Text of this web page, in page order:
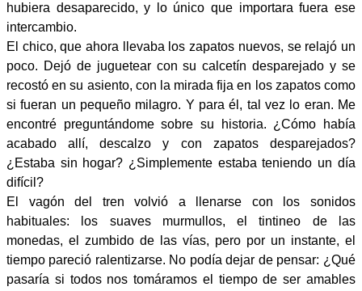
hubiera desaparecido, y lo único que importara fuera ese
intercambio.
El chico, que ahora llevaba los zapatos nuevos, se relajó un
poco. Dejó de juguetear con su calcetín desparejado y se
recostó en su asiento, con la mirada fija en los zapatos como
si fueran un pequeño milagro. Y para él, tal vez lo eran. Me
encontré preguntándome sobre su historia. ¿Cómo había
acabado allí, descalzo y con zapatos desparejados?
¿Estaba sin hogar? ¿Simplemente estaba teniendo un día
difícil?
El vagón del tren volvió a llenarse con los sonidos
habituales: los suaves murmullos, el tintineo de las
monedas, el zumbido de las vías, pero por un instante, el
tiempo pareció ralentizarse. No podía dejar de pensar: ¿Qué
pasaría si todos nos tomáramos el tiempo de ser amables